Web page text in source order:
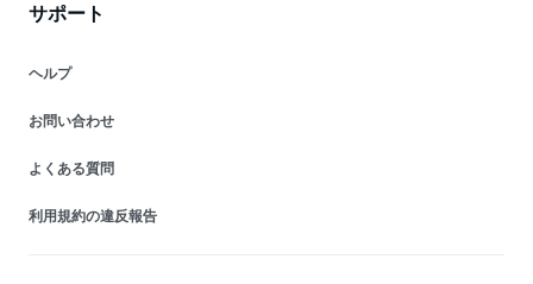
サポート
ヘルプ
お問い合わせ
よくある質問
利用規約の違反報告